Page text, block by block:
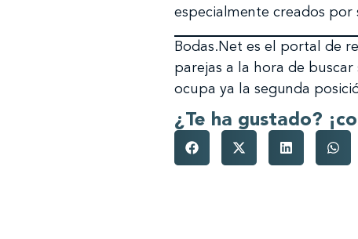
especialmente creados por
Bodas.Net es el portal de
parejas a la hora de
ocupa ya la segunda
¿Te ha gustado?